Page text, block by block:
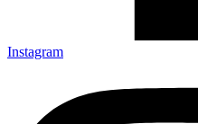
Instagram